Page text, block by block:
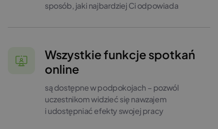
sposób, jaki najbardziej Ci odpowiada
Wszystkie funkcje spotkań
online
są dostępne w podpokojach – pozwól
uczestnikom widzieć się nawzajem
i udostępniać efekty swojej pracy